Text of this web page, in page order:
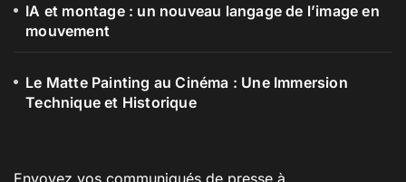
IA et montage : un nouveau langage de l’image en
mouvement
Le Matte Painting au Cinéma : Une Immersion
Technique et Historique
Envoyez vos communiqués de presse à